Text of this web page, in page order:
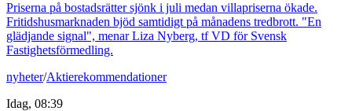
Priserna på bostadsrätter sjönk i juli medan villapriserna ökade.
Fritidshusmarknaden bjöd samtidigt på månadens tredbrott. "En
glädjande signal", menar Liza Nyberg, tf VD för Svensk
Fastighetsförmedling.
nyheter/Aktierekommendationer
Idag, 08:39